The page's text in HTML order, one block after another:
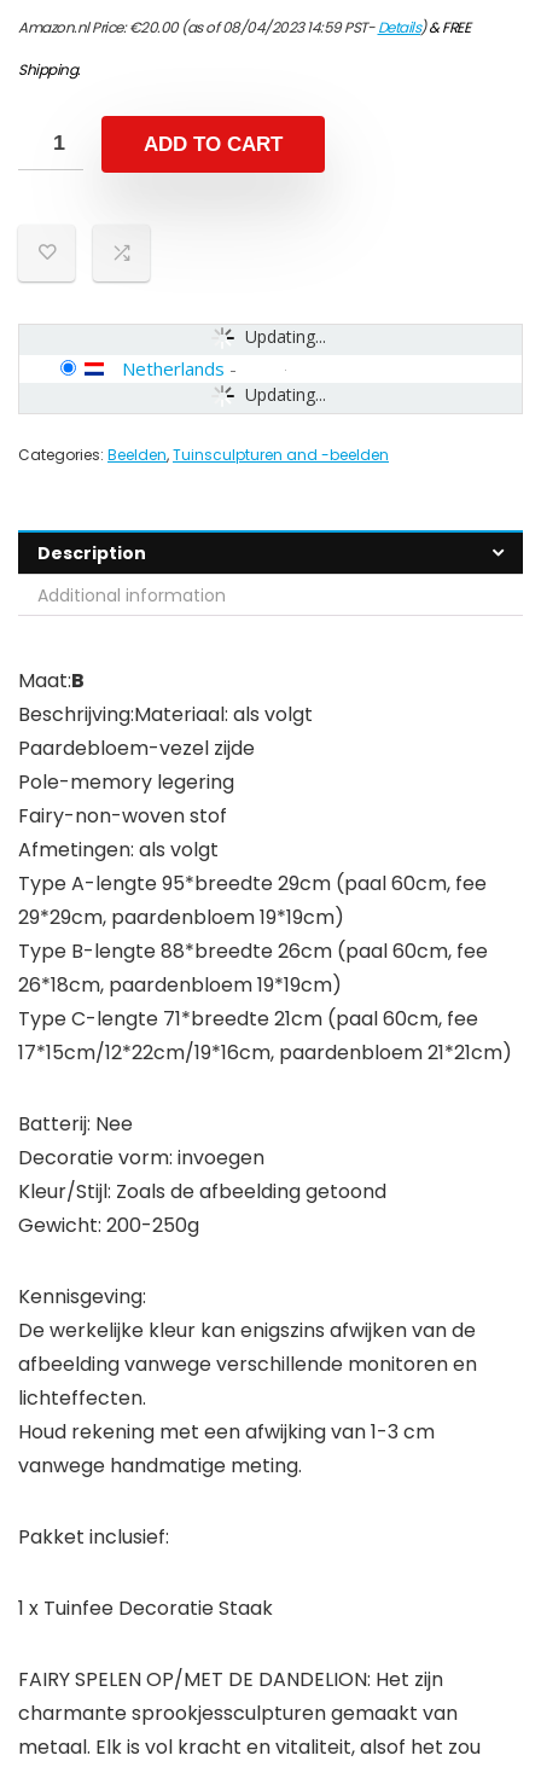
Amazon.nl Price:€20.00(as of 08/04/2023 14:59 PST-Details)&FREE
Shipping.
ADD TO CART
Updating...
Updating...
Netherlands -
Categories: Beelden,Tuinsculpturen and -beelden
Description
Additional information
Maat:B
Beschrijving:Materiaal: als volgt
Paardebloem-vezel zijde
Pole-memory legering
Fairy-non-woven stof
Afmetingen: als volgt
Type A-lengte 95*breedte 29cm (paal 60cm, fee
29*29cm, paardenbloem 19*19cm)
Type B-lengte 88*breedte 26cm (paal 60cm, fee
26*18cm, paardenbloem 19*19cm)
Type C-lengte 71*breedte 21cm (paal 60cm, fee
17*15cm/12*22cm/19*16cm, paardenbloem 21*21cm)
Batterij: Nee
Decoratie vorm: invoegen
Kleur/Stijl: Zoals de afbeelding getoond
Gewicht: 200-250g
Kennisgeving:
De werkelijke kleur kan enigszins afwijken van de
afbeelding vanwege verschillende monitoren en
lichteffecten.
Houd rekening met een afwijking van 1-3 cm
vanwege handmatige meting.
Pakket inclusief:
1 x Tuinfee Decoratie Staak
FAIRY SPELEN OP/MET DE DANDELION: Het zijn
charmante sprookjessculpturen gemaakt van
metaal. Elk is vol kracht en vitaliteit, alsof het zou